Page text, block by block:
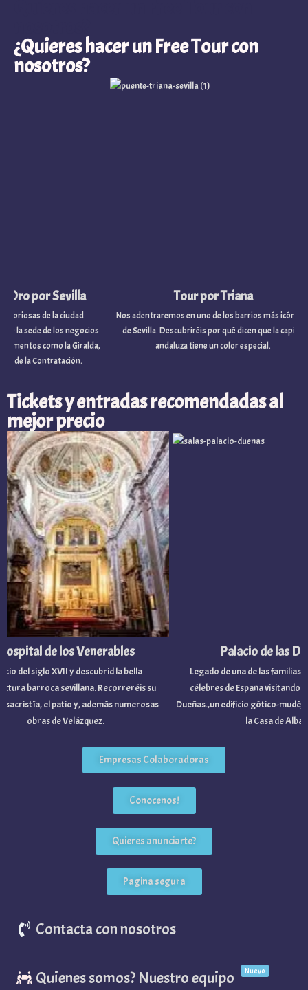
¿Quieres hacer un Free Tour con
nosotros?
Tour por Triana
Nos adentraremos en uno de los barrios más icónicos
de Sevilla. Descubriréis por qué dicen que la capital
andaluza tiene un color especial.
por Sevilla
de la ciudad
sede de los negocios
como la Giralda,
la Contratación.
Tickets y entradas recomendadas al
mejor precio
Palacio de las
Legado de una de las familias
célebres de España visitando el
Dueñas.,un edificio gótico-
la Casa de Alba.
de los Venerables
del siglo XVII y descubrid la bella
barroca sevillana. Recorreréis su
el patio y, además numerosas
obras de Velázquez.
Empresas Colaboradoras
Conocenos!
Quieres anunciarte?
Pagina segura
Contacta con nosotros
Quienes somos? Nuestro equipo Nuevo